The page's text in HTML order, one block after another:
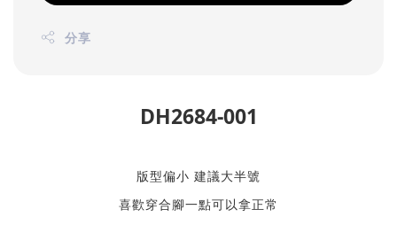
分享
DH2684-001
版型偏小 建議大半號
喜歡穿合腳一點可以拿正常